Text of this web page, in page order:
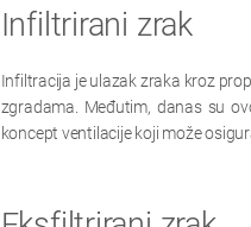
Infiltrirani zrak
Infiltracija je ulazak zraka kroz
zgradama. Međutim, danas su
koncept ventilacije koji može